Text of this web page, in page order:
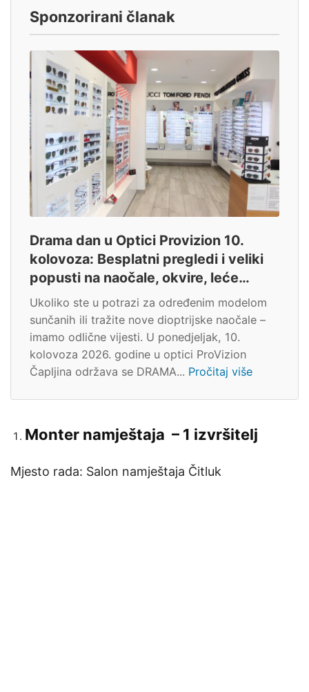
Sponzorirani članak
Drama dan u Optici Provizion 10.
kolovoza: Besplatni pregledi i veliki
popusti na naočale, okvire, leće…
Ukoliko ste u potrazi za određenim modelom
sunčanih ili tražite nove dioptrijske naočale –
imamo odlične vijesti. U ponedjeljak, 10.
kolovoza 2026. godine u optici ProVizion
Čapljina održava se DRAMA... Pročitaj više
Monter namještaja – 1 izvršitelj
Mjesto rada: Salon namještaja Čitluk